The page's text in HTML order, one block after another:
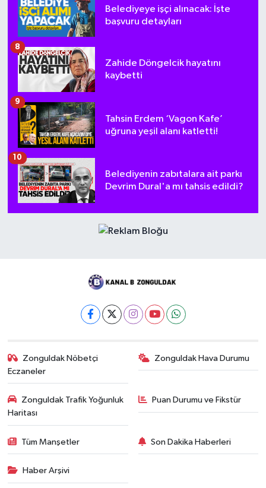
Belediyeye işçi alınacak: İşte
başvuru detayları
Zahide Döngelcik hayatını
kaybetti
8
Tahsin Erdem ‘Vagon Kafe’
uğruna yeşil alanı katletti!
9
Belediyenin zabıtalara ait parkı
Devrim Dural'a mı tahsis edildi?
10
Zonguldak Nöbetçi
Eczaneler
Zonguldak Hava Durumu
Zonguldak Trafik Yoğunluk
Haritası
Puan Durumu ve Fikstür
Tüm Manşetler Son Dakika Haberleri
Haber Arşivi